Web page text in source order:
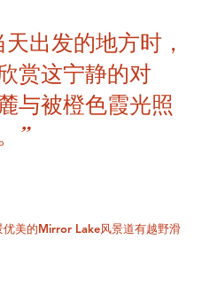
出发的地方时，
赏这宁静的对
与被橙色霞光照
”
美的Mirror Lake风景道有越野滑